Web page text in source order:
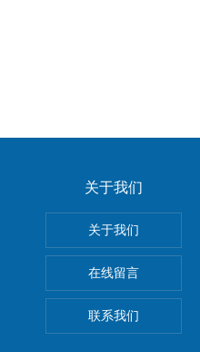
关于我们
关于我们
在线留言
联系我们